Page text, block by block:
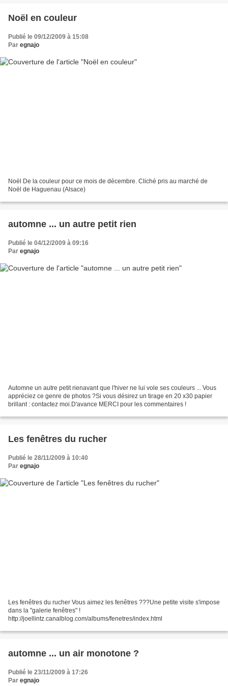
Noël en couleur
Publié le 09/12/2009 à 15:08
Par egnajo
Noël De la couleur pour ce mois de décembre. Cliché pris au marché de
Noël de Haguenau (Alsace)
automne ... un autre petit rien
Publié le 04/12/2009 à 09:16
Par egnajo
Automne un autre petit rienavant que l'hiver ne lui vole ses couleurs ... Vous
appréciez ce genre de photos ?Si vous désirez un tirage en 20 x30 papier
brillant : contactez moi.D'avance MERCI pour les commentaires !
Les fenêtres du rucher
Publié le 28/11/2009 à 10:40
Par egnajo
Les fenêtres du rucher Vous aimez les fenêtres ???Une petite visite s'impose
dans la "galerie fenêtres" !
http://joellintz.canalblog.com/albums/fenetres/index.html
automne ... un air monotone ?
Publié le 23/11/2009 à 17:26
Par egnajo